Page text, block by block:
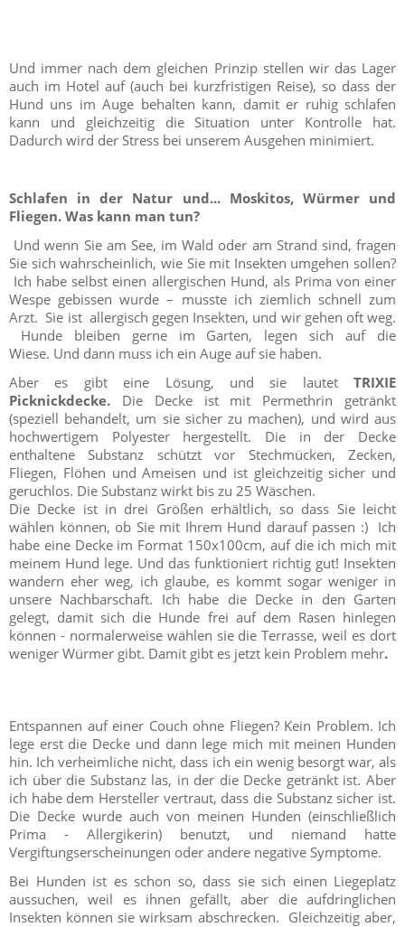
Und immer nach dem gleichen Prinzip stellen wir das Lager
auch im Hotel auf (auch bei kurzfristigen Reise), so dass der
Hund uns im Auge behalten kann, damit er ruhig schlafen
kann und gleichzeitig die Situation unter Kontrolle hat.
Dadurch wird der Stress bei unserem Ausgehen minimiert.
Schlafen in der Natur und... Moskitos, Würmer und
Fliegen. Was kann man tun?
Und wenn Sie am See, im Wald oder am Strand sind, fragen
Sie sich wahrscheinlich, wie Sie mit Insekten umgehen sollen?
Ich habe selbst einen allergischen Hund, als Prima von einer
Wespe gebissen wurde – musste ich ziemlich schnell zum
Arzt. Sie ist allergisch gegen Insekten, und wir gehen oft weg.
Hunde bleiben gerne im Garten, legen sich auf die
Wiese. Und dann muss ich ein Auge auf sie haben.
Aber es gibt eine Lösung, und sie lautet TRIXIE
Picknickdecke. Die Decke ist mit Permethrin getränkt
(speziell behandelt, um sie sicher zu machen), und wird aus
hochwertigem Polyester hergestellt. Die in der Decke
enthaltene Substanz schützt vor Stechmücken, Zecken,
Fliegen, Flöhen und Ameisen und ist gleichzeitig sicher und
geruchlos. Die Substanz wirkt bis zu 25 Wäschen.
Die Decke ist in drei Größen erhältlich, so dass Sie leicht
wählen können, ob Sie mit Ihrem Hund darauf passen :) Ich
habe eine Decke im Format 150x100cm, auf die ich mich mit
meinem Hund lege. Und das funktioniert richtig gut! Insekten
wandern eher weg, ich glaube, es kommt sogar weniger in
unsere Nachbarschaft. Ich habe die Decke in den Garten
gelegt, damit sich die Hunde frei auf dem Rasen hinlegen
können - normalerweise wählen sie die Terrasse, weil es dort
weniger Würmer gibt. Damit gibt es jetzt kein Problem mehr.
Entspannen auf einer Couch ohne Fliegen? Kein Problem. Ich
lege erst die Decke und dann lege mich mit meinen Hunden
hin. Ich verheimliche nicht, dass ich ein wenig besorgt war, als
ich über die Substanz las, in der die Decke getränkt ist. Aber
ich habe dem Hersteller vertraut, dass die Substanz sicher ist.
Die Decke wurde auch von meinen Hunden (einschließlich
Prima - Allergikerin) benutzt, und niemand hatte
Vergiftungserscheinungen oder andere negative Symptome.
Bei Hunden ist es schon so, dass sie sich einen Liegeplatz
aussuchen, weil es ihnen gefällt, aber die aufdringlichen
Insekten können sie wirksam abschrecken. Gleichzeitig aber,